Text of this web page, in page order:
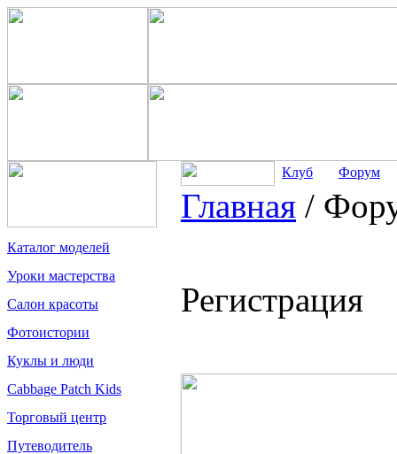
Каталог моделей
Уроки мастерства
Салон красоты
Фотоистории
Куклы и люди
Cabbage Patch Kids
Торговый центр
Путеводитель
Клуб Форум
Главная /
Регистрация